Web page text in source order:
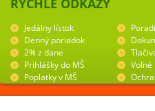
RÝCHLE ODKAZY
Jedálny lístok
Denný poriadok
2% z dane
Prihlášky do MŠ
Voľné
Poplatky v MŠ